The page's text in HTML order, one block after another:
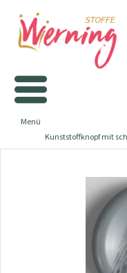
Menü
Kunststoffknopf mit